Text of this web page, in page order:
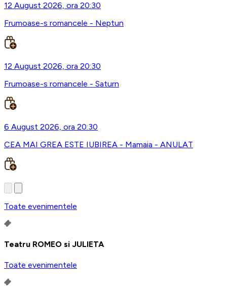
12 August 2026, ora 20:30
Frumoase-s romancele - Neptun
12 August 2026, ora 20:30
Frumoase-s romancele - Saturn
6 August 2026, ora 20:30
CEA MAI GREA ESTE IUBIREA - Mamaia - ANULAT
Toate evenimentele
Teatru ROMEO si JULIETA
Toate evenimentele